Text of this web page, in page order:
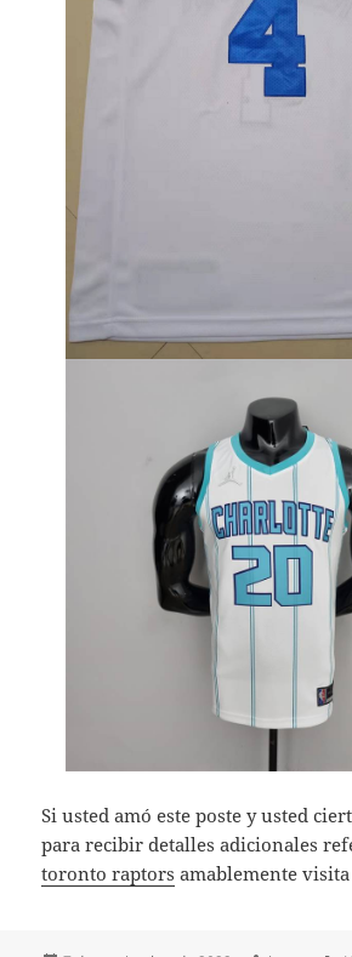
Si usted amó este poste y usted
para recibir detalles adicionales
toronto raptors amablemente visita